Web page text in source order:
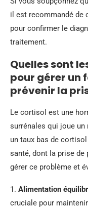
il est recommandé de
pour confirmer le
traitement.
Quelles sont
pour gérer un
prévenir la
Le cortisol est une
surrénales qui joue un
un taux bas de
santé, dont la prise
gérer ce problème et
1. Alimentation
cruciale pour